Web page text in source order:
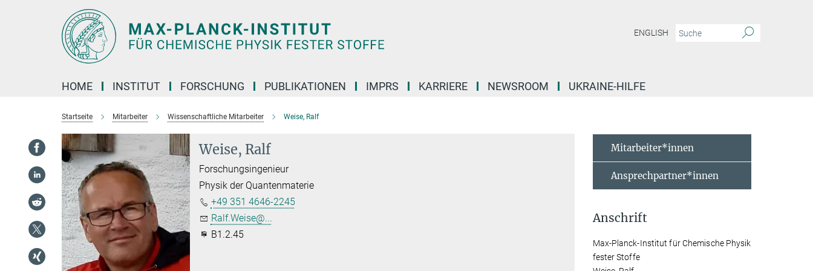
ENGLISH
HOME INSTITUT FORSCHUNG PUBLIKATIONEN IMPRS KARRIERE NEWSROOM UKRAINE-HILFE
Startseite Mitarbeiter Wissenschaftliche Mitarbeiter Weise, Ralf
Weise, Ralf
Forschungsingenieur
Physik der Quantenmaterie
+49 351 4646-2245
Ralf.Weise@...
B1.2.45
Mitarbeiter*innen
Ansprechpartner*innen
Anschrift
Max-Planck-Institut für Chemische Physik
fester Stoffe